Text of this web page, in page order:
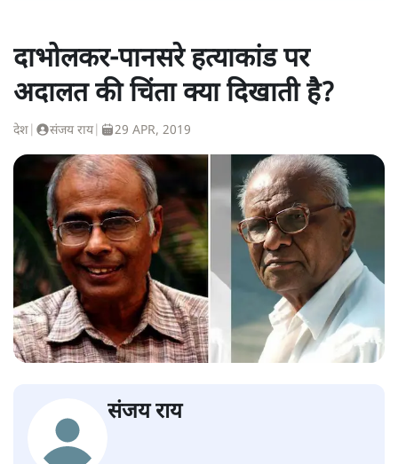
दाभोलकर-पानसरे हत्याकांड पर
अदालत की चिंता क्या दिखाती है?
देश संजय राय| 29 APR, 2019
संजय राय